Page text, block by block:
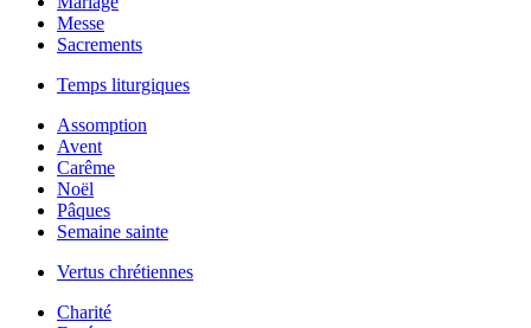
Messe
Sacrements
Temps liturgiques
Assomption
Avent
Carême
Noël
Pâques
Semaine sainte
Vertus chrétiennes
Charité